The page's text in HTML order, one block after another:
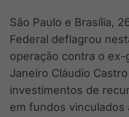
São Paulo e Brasília,
Federal deflagrou
operação contra o
Janeiro Cláudio
investimentos de
em fundos vinculados